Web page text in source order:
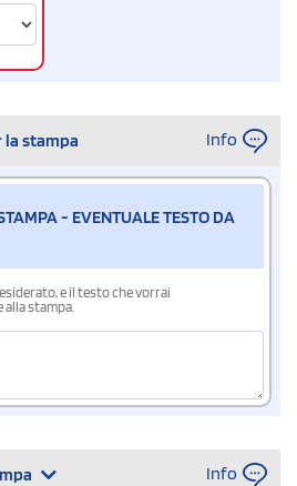
la stampa Info
- EVENTUALE TESTO DA
e il testo che vorrai
stampa.
Info